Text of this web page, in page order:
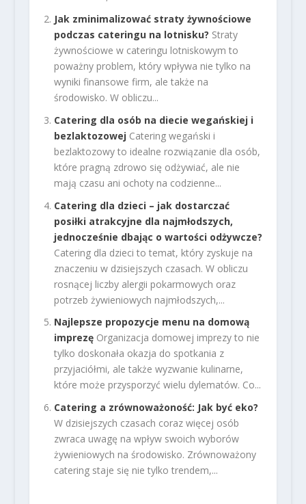
Jak zminimalizować straty żywnościowe
podczas cateringu na lotnisku? Straty
żywnościowe w cateringu lotniskowym to
poważny problem, który wpływa nie tylko na
wyniki finansowe firm, ale także na
środowisko. W obliczu...
Catering dla osób na diecie wegańskiej i
bezlaktozowej Catering wegański i
bezlaktozowy to idealne rozwiązanie dla osób,
które pragną zdrowo się odżywiać, ale nie
mają czasu ani ochoty na codzienne...
Catering dla dzieci – jak dostarczać
posiłki atrakcyjne dla najmłodszych,
jednocześnie dbając o wartości odżywcze?
Catering dla dzieci to temat, który zyskuje na
znaczeniu w dzisiejszych czasach. W obliczu
rosnącej liczby alergii pokarmowych oraz
potrzeb żywieniowych najmłodszych,...
Najlepsze propozycje menu na domową
imprezę Organizacja domowej imprezy to nie
tylko doskonała okazja do spotkania z
przyjaciółmi, ale także wyzwanie kulinarne,
które może przysporzyć wielu dylematów. Co...
Catering a zrównoważoność: Jak być eko?
W dzisiejszych czasach coraz więcej osób
zwraca uwagę na wpływ swoich wyborów
żywieniowych na środowisko. Zrównoważony
catering staje się nie tylko trendem,...